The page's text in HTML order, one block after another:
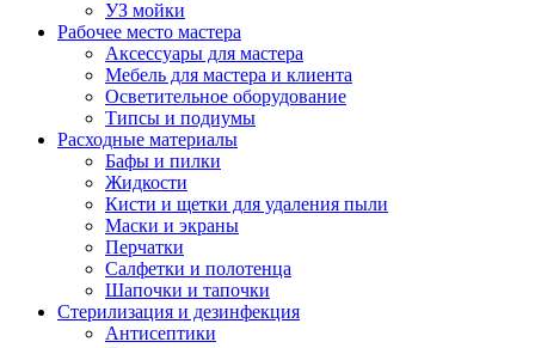
УЗ мойки
Рабочее место мастера
Аксессуары для мастера
Мебель для мастера и клиента
Осветительное оборудование
Типсы и подиумы
Расходные материалы
Бафы и пилки
Жидкости
Кисти и щетки для удаления пыли
Маски и экраны
Перчатки
Салфетки и полотенца
Шапочки и тапочки
Стерилизация и дезинфекция
Антисептики